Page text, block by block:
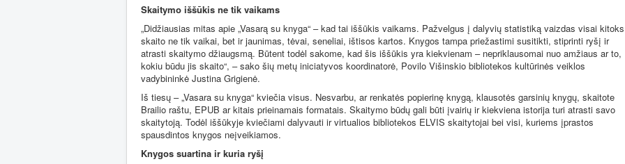
Skaitymo iššūkis ne tik vaikams
„Didžiausias mitas apie „Vasarą su knyga“ – kad tai iššūkis vaikams. Pažvelgus į dalyvių statistiką vaizdas visai
skaito ne tik vaikai, bet ir jaunimas, tėvai, seneliai, ištisos kartos. Knygos tampa priežastimi susitikti, stiprinti ryšį ir
atrasti skaitymo džiaugsmą. Būtent todėl sakome, kad šis iššūkis yra kiekvienam – nepriklausomai nuo amžiaus ar to,
kokiu būdu jis skaito“, – sako šių metų iniciatyvos koordinatorė, Povilo Višinskio bibliotekos kultūrinės veiklos
vadybininkė Justina Grigienė.
Iš tiesų – „Vasara su knyga“ kviečia visus. Nesvarbu, ar renkatės popierinę knygą, klausotės garsinių knygų, skaitote
Brailio raštu, EPUB ar kitais prieinamais formatais. Skaitymo būdų gali būti įvairių ir kiekviena istorija turi atrasti savo
skaitytoją. Todėl iššūkyje kviečiami dalyvauti ir virtualios bibliotekos ELVIS skaitytojai bei visi, kuriems įprastos
spausdintos knygos neįveikiamos.
Knygos suartina ir kuria ryšį